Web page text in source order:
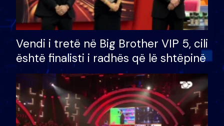
Vendi i tretë në Big Brother VIP 5, cili
është finalisti i radhës që lë shtëpinë